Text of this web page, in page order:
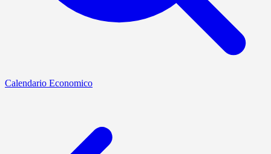
Calendario Economico